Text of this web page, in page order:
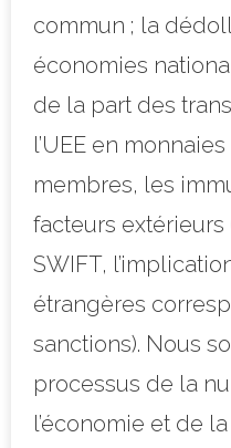
commun ; la
économies
de la part des
l’UEE en
membres, les
facteurs
SWIFT,
étrangères
sanctions). Nous
processus de la
l’économie et de